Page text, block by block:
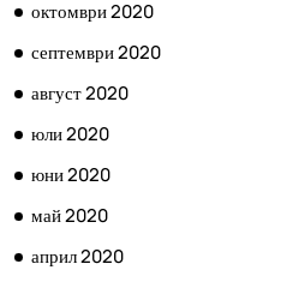
октомври 2020
септември 2020
август 2020
юли 2020
юни 2020
май 2020
април 2020